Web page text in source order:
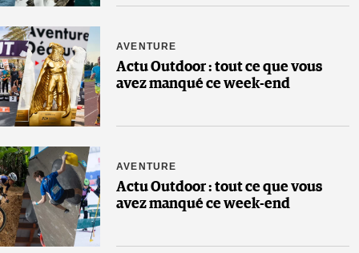
AVENTURE
Actu Outdoor : tout ce que vous
avez manqué ce week-end
AVENTURE
Actu Outdoor : tout ce que vous
avez manqué ce week-end